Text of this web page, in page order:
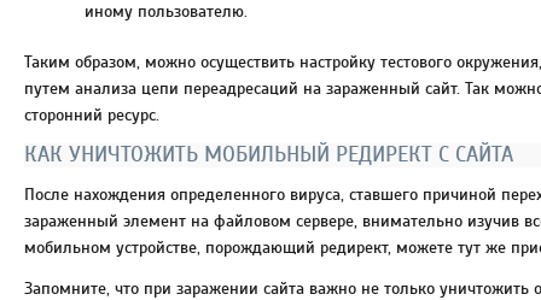
иному пользователю.
Таким образом, можно осуществить настройку тестового
путем анализа цепи переадресаций на зараженный сайт. Так
сторонний ресурс.
КАК УНИЧТОЖИТЬ МОБИЛЬНЫЙ РЕДИРЕКТ С САЙТА
После нахождения определенного вируса, ставшего причиной
зараженный элемент на файловом сервере, внимательно изучив
мобильном устройстве, порождающий редирект, можете тут же
Запомните, что при заражении сайта важно не только